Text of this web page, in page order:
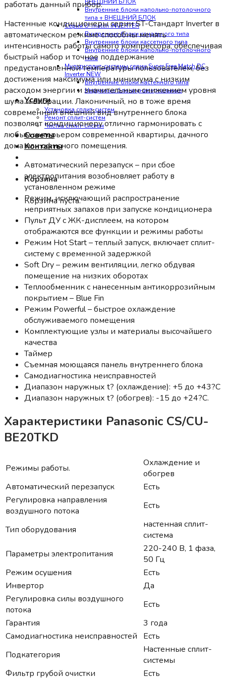
Внутренние блоки напольно-потолочного
типа + ВНЕШНИЙ БЛОК
Серия U-match INVERTER
Внутренние блоки канального типа
Внутренние блоки кассетного типа
Внутренние блоки напольно-потолочного
типа
Мультисплит-системы серии Super Free Match DC
Inverter NEW
Внутренние блоки настенного типа
Наружные блоки универсальные
Услуги
Установка сплит-систем
Ремонт сплит-систем
Чистка сплит-систем
Советы
Контакты
Корзина
Корзина пуста.
работать данный прибор.
Настенные кондиционеры серии ST-Стандарт Inverter в
автоматическом режиме способны менять
интенсивность работы самого компрессора, обеспечивая
быстрый набор и точное поддержание
предустановленной температуры пользователем, без
достижения максимума или минимума с низким
расходом энергии и значительным снижением уровня
шума и вибрации. Лаконичный, но в тоже время
современный внешний вид внутреннего блока
позволяет кондиционеру отлично гармонировать с
любым интерьером современной квартиры, дачного
дома или офисного помещения.
Автоматический перезапуск – при сбое
электропитания возобновляет работу в
установленном режиме
Режим, исключающий распространение
неприятных запахов при запуске кондиционера
Пульт ДУ с ЖК-дисплеем, на котором
отображаются все функции и режимы работы
Режим Hоt Stаrt – теплый запуск, включает сплит-
систему с временной задержкой
Soft Dry – режим вентиляции, легко обдувая
помещение на низких оборотах
Теплообменник с нанесенным антикоррозийным
покрытием – Blue Fin
Режим Powerful – быстрое охлаждение
обслуживаемого помещения
Комплектующие узлы и материалы высочайшего
качества
Таймер
Съемная моющаяся панель внутреннего блока
Самодиагностика неисправностей
Диапазон наружных t? (охлаждение): +5 до +43?С
Диапазон наружных t? (обогрев): -15 до +24?С.
Характеристики Panasonic CS/CU-
BE20TKD
Режимы работы.
Охлаждение и
обогрев
Автоматический перезапуск
Есть
Регулировка направления
воздушного потока
Есть
Тип оборудования
настенная сплит-
система
Параметры электропитания
220-240 В, 1 фаза,
50 Гц
Режим осушения
Есть
Инвертор
Да
Регулировка силы воздушного
потока
Есть
Гарантия
3 года
Самодиагностика неисправностей
Есть
Подкатегория
Настенные сплит-
системы
Фильтр грубой очистки
Есть